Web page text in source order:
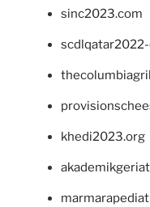
sinc2023.com
khedi2023.org